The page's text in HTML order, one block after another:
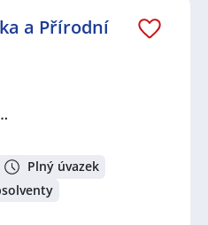
a Přírodní
Plný úvazek